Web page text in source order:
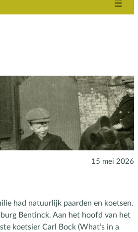
15 mei 2026
had natuurlijk paarden en koetsen.
Bentinck. Aan het hoofd van het
koetsier Carl Bock (What’s in a